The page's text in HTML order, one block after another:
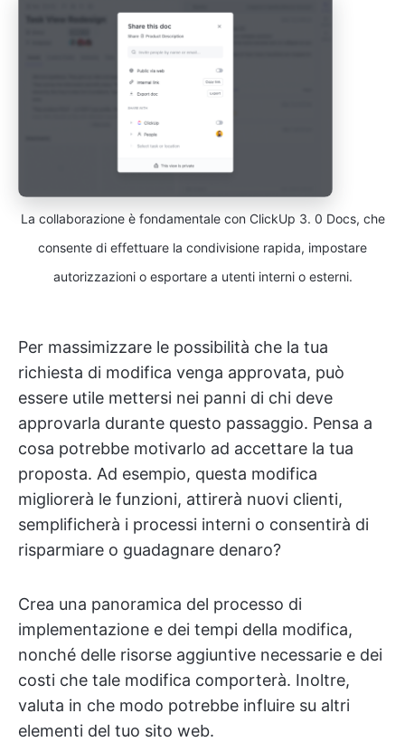
La collaborazione è fondamentale con ClickUp 3. 0 Docs, che
consente di effettuare la condivisione rapida, impostare
autorizzazioni o esportare a utenti interni o esterni.
Per massimizzare le possibilità che la tua
richiesta di modifica venga approvata, può
essere utile mettersi nei panni di chi deve
approvarla durante questo passaggio. Pensa a
cosa potrebbe motivarlo ad accettare la tua
proposta. Ad esempio, questa modifica
migliorerà le funzioni, attirerà nuovi clienti,
semplificherà i processi interni o consentirà di
risparmiare o guadagnare denaro?
Crea una panoramica del processo di
implementazione e dei tempi della modifica,
nonché delle risorse aggiuntive necessarie e dei
costi che tale modifica comporterà. Inoltre,
valuta in che modo potrebbe influire su altri
elementi del tuo sito web.